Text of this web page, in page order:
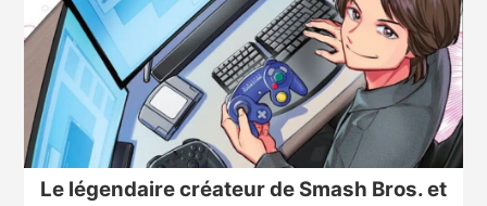
Le légendaire créateur de Smash Bros. et